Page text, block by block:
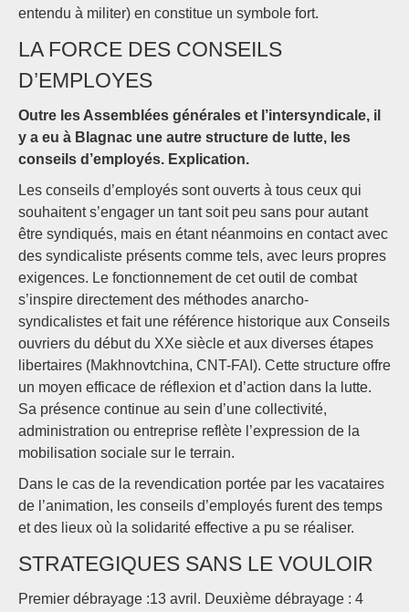
entendu à militer) en constitue un symbole fort.
LA FORCE DES CONSEILS
D’EMPLOYES
Outre les Assemblées générales et l’intersyndicale, il
y a eu à Blagnac une autre structure de lutte, les
conseils d’employés. Explication.
Les conseils d’employés sont ouverts à tous ceux qui
souhaitent s’engager un tant soit peu sans pour autant
être syndiqués, mais en étant néanmoins en contact avec
des syndicaliste présents comme tels, avec leurs propres
exigences. Le fonctionnement de cet outil de combat
s’inspire directement des méthodes anarcho-
syndicalistes et fait une référence historique aux Conseils
ouvriers du début du XXe siècle et aux diverses étapes
libertaires (Makhnovtchina, CNT-FAI). Cette structure offre
un moyen efficace de réflexion et d’action dans la lutte.
Sa présence continue au sein d’une collectivité,
administration ou entreprise reflète l’expression de la
mobilisation sociale sur le terrain.
Dans le cas de la revendication portée par les vacataires
de l’animation, les conseils d’employés furent des temps
et des lieux où la solidarité effective a pu se réaliser.
STRATEGIQUES SANS LE VOULOIR
Premier débrayage :13 avril. Deuxième débrayage : 4